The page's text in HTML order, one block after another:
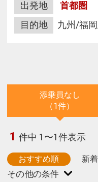
出発地
首都圏
目的地
九州/福
添乗員なし
（1件）
1 件中 1〜1件表示
おすすめ順 新